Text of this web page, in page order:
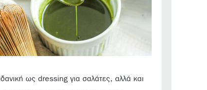
Ιδανική ως dressing για σαλάτες, αλλά και